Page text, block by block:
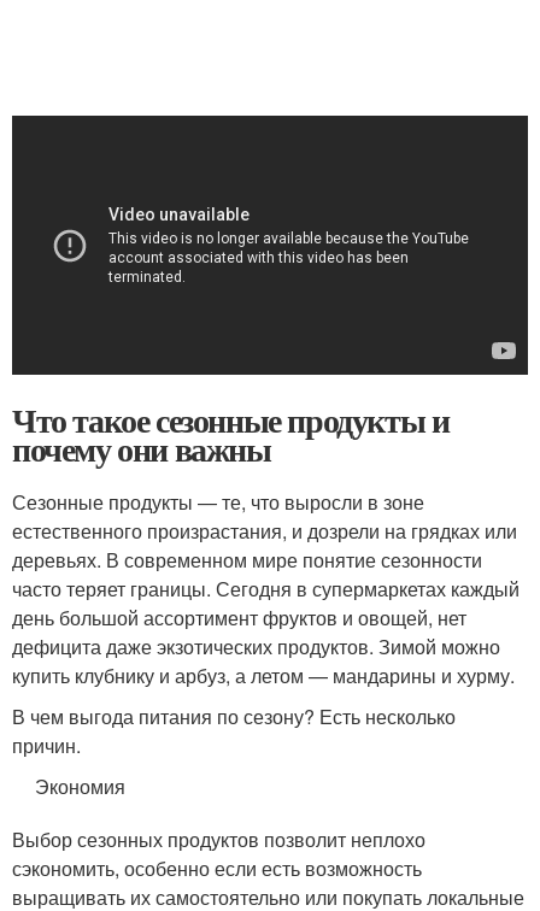
Что такое сезонные продукты и
почему они важны
Сезонные продукты — те, что выросли в зоне
естественного произрастания, и дозрели на грядках или
деревьях. В современном мире понятие сезонности
часто теряет границы. Сегодня в супермаркетах каждый
день большой ассортимент фруктов и овощей, нет
дефицита даже экзотических продуктов. Зимой можно
купить клубнику и арбуз, а летом — мандарины и хурму.
В чем выгода питания по сезону? Есть несколько
причин.
Экономия
Выбор сезонных продуктов позволит неплохо
сэкономить, особенно если есть возможность
выращивать их самостоятельно или покупать локальные